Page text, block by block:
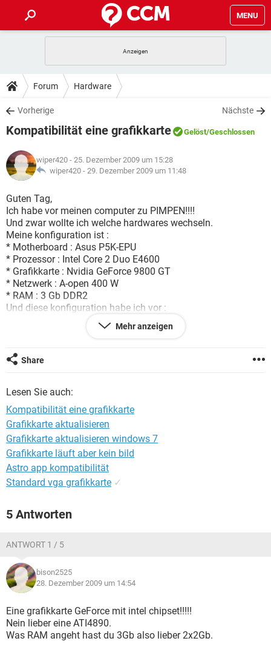
MENU
ANDROID
WINDOWS 10
WHATSAPP TIKTOK
FACEBOOK
TIPPS & TRICKS
SPIELE
WHATSAPP TIKTOK
FACEBOOK
DOWNLOADS
SPIELE STREAMING
ANDROID
WINDOWS 10 INSTAGRAM
WHATSAPP
FACEBOOK HARDWARE
FORUM
SPIELE STREAMING
ANDROID
WINDOWS 10
WHATSAPP TIKTOK
FACEBOOK
LEXIKON
SPIELE
ANDROID IOS
WINDOWS 10
WHATSAPP TIKTOK
FACEBOOK HARDWARE
Forum Hardware
Vorherige Nächste
Kompatibilität eine grafikkarte Gelöst/Geschlossen
wiper420 - 25. Dezember 2009 um 15:28
wiper420 - 29. Dezember 2009 um 11:48
Guten Tag,
Ich habe vor meinen computer zu PIMPEN!!!!
Und zwar wollte ich welche hardwares wechseln.
Meine konfiguration ist :
* Motherboard : Asus P5K-EPU
* Prozessor : Intel Core 2 Duo E4600
* Grafikkarte : Nvidia GeForce 9800 GT
* Netzwerk : A-open 400 W
* RAM : 3 Gb DDR2
Und diese konfiguration habe ich vor :
* Netzwerk : Tacens Psu Supero 600w 0db SUPERO600
* Prozessor : Intel Core 2 Duo E8400 (3.00ghz) FSB 1333
* Grafikkarte : Asus Engtx275/htdi/896md3 Ddr3
Aber ich weiss nicht,mit meine motherboard bin ich nicht so
Ich weiss nicht ob das alles kompatiebel ist mit der
motherboard oder
nicht????
Darum möchte ich eure meinung dazu haben.
Mehr anzeigen
Share
Lesen Sie auch:
Kompatibilität eine grafikkarte
Grafikkarte aktualisieren
Grafikkarte aktualisieren windows 7
Grafikkarte läuft aber kein bild
Astro app kompatibilität
Standard vga grafikkarte ✓
5 Antworten
ANTWORT 1 / 5
bison2525
28. Dezember 2009 um 14:54
Eine grafikkarte GeForce mit intel chipset!!!!!
Nein lieber eine ATI4890.
Was RAM angeht hast du 3Gb also lieber 2x2Gb.